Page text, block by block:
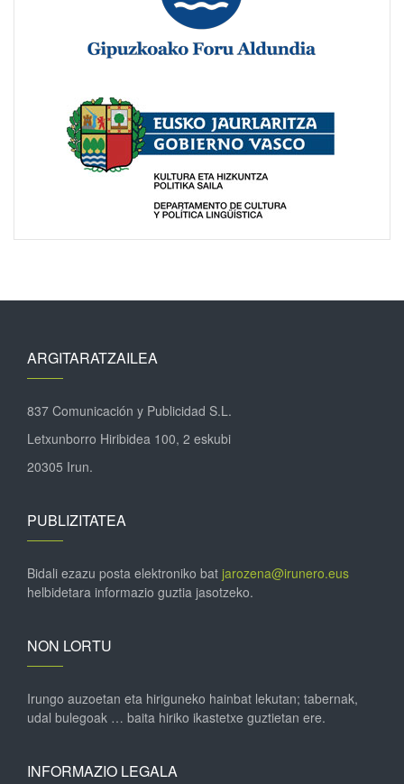
ARGITARATZAILEA
837 Comunicación y Publicidad S.L.
Letxunborro Hiribidea 100, 2 eskubi
20305 Irun.
PUBLIZITATEA
Bidali ezazu posta elektroniko bat jarozena@irunero.eus
helbidetara informazio guztia jasotzeko.
NON LORTU
Irungo auzoetan eta hiriguneko hainbat lekutan; tabernak,
udal bulegoak … baita hiriko ikastetxe guztietan ere.
INFORMAZIO LEGALA